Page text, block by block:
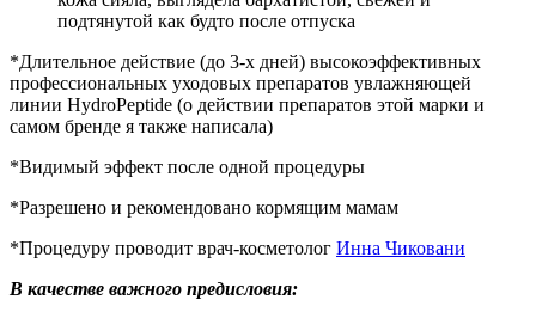
подтянутой как будто после отпуска
*Длительное действие (до 3-х дней) высокоэффективных
профессиональных уходовых препаратов увлажняющей
линии HydrоPeptide (о действии препаратов этой марки и
самом бренде я также написала)
*Видимый эффект после одной процедуры
*Разрешено и рекомендовано кормящим мамам
*Процедуру проводит врач-косметолог Инна Чиковани
В качестве важного предисловия: